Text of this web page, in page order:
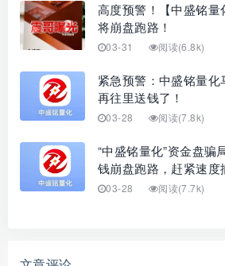
高度预警！【中盛铭量
将崩盘跑路！
03-31 阅读(6.8k)
紧急预警：中盛铭量
再往里送钱了！
03-28 阅读(7.8k)
“中盛铭量化”资金盘骗
钱崩盘跑路，赶紧速度
03-28 阅读(7.7k)